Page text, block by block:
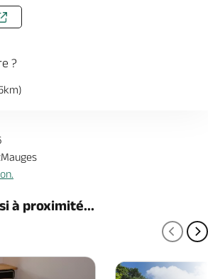
?
à proximité...